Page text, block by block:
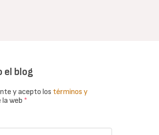
el blog
y acepto los términos y
la web *